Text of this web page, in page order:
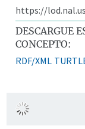
https://
DESCARGUE
CONCEPTO:
RDF/XML